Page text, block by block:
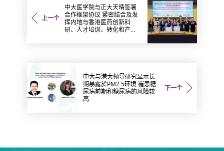
上一个
中大医学院与正大天晴签署
合作框架协议 紧密结合及发
挥内地与香港医药创新科
研、人才培训、转化和产业
下一个
中大与港大领导研究显示长
期暴露於PM2.5环境 罹患糖
尿病前期和糖尿病的风险较
高